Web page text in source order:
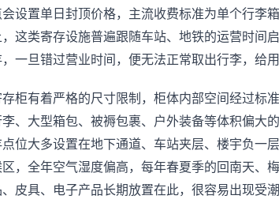
设置单日封顶价格，主流收费标准为单个行李
这类寄存设施普遍跟随车站、地铁的运营时间
一旦错过营业时间，便无法正常取出行李，给用
柜有着严格的尺寸限制，柜体内部空间经过标
、大型箱包、被褥包裹、户外装备等体积偏大
位大多设置在地下通道、车站夹层、楼宇负一
，全年空气湿度偏高，每年春夏季的回南天、
皮具、电子产品长期放置在此，很容易出现受